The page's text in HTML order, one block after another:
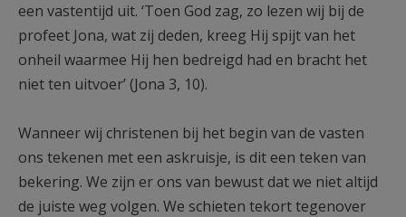
een vastentijd uit. ‘Toen God zag, zo lezen wij bij de
profeet Jona, wat zij deden, kreeg Hij spijt van het
onheil waarmee Hij hen bedreigd had en bracht het
niet ten uitvoer’ (Jona 3, 10).
Wanneer wij christenen bij het begin van de vasten
ons tekenen met een askruisje, is dit een teken van
bekering. We zijn er ons van bewust dat we niet altijd
de juiste weg volgen. We schieten tekort tegenover